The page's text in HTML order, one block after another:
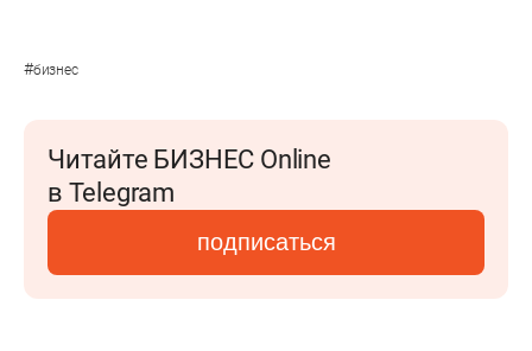
#бизнес
Читайте БИЗНЕС Online
в Telegram
подписаться